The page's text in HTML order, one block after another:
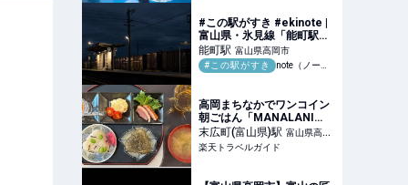
#この駅がすき #ekinote |
富山県・氷見線「能町駅」
｜さっとん | 現役保育士 | 青
春写真・親子写真を撮る週
末フォトグラファー |
能町駅 富山県高岡市
#この駅がすき
note（ノート）
高岡まちなかでワンコイン
朝ごはん「MANALANI
Cafe」富山米おにぎり2
個・味噌汁・ひとくち惣菜
2品が500円 【楽天トラベ
末広町(富山県)駅 富山県高岡
市
楽天トラベルガイド